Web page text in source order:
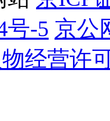
号-5 京公
经营许